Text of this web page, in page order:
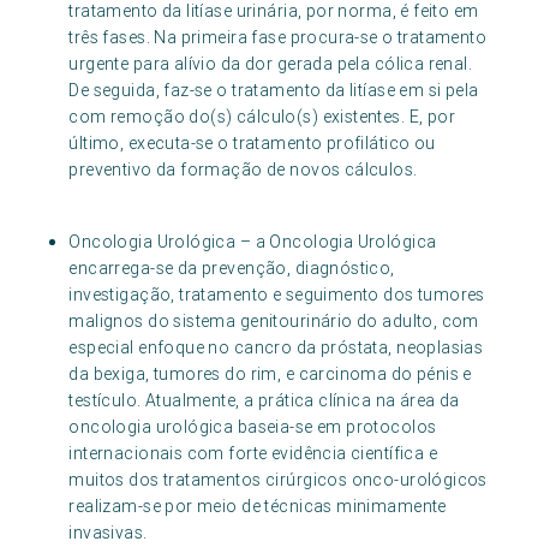
tratamento da litíase urinária, por norma, é feito em
três fases. Na primeira fase procura-se o tratamento
urgente para alívio da dor gerada pela cólica renal.
De seguida, faz-se o tratamento da litíase em si pela
com remoção do(s) cálculo(s) existentes. E, por
último, executa-se o tratamento profilático ou
preventivo da formação de novos cálculos.
Oncologia Urológica – a Oncologia Urológica
encarrega-se da prevenção, diagnóstico,
investigação, tratamento e seguimento dos tumores
malignos do sistema genitourinário do adulto, com
especial enfoque no cancro da próstata, neoplasias
da bexiga, tumores do rim, e carcinoma do pénis e
testículo. Atualmente, a prática clínica na área da
oncologia urológica baseia-se em protocolos
internacionais com forte evidência científica e
muitos dos tratamentos cirúrgicos onco-urológicos
realizam-se por meio de técnicas minimamente
invasivas.